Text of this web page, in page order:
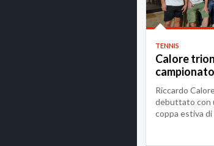
TENNIS
Calore
CSEN 21/22
Riccardo
debuttato con
coppa estiva